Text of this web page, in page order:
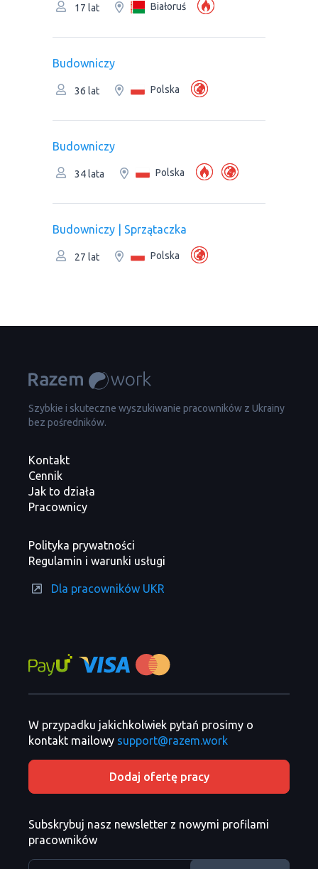
17 lat Białoruś
Budowniczy
36 lat Polska
Budowniczy
34 lata Polska
Budowniczy | Sprzątaczka
27 lat Polska
Szybkie i skuteczne wyszukiwanie pracowników z Ukrainy
bez pośredników.
Kontakt
Cennik
Jak to działa
Pracownicy
Polityka prywatności
Regulamin i warunki usługi
Dla pracowników UKR
W przypadku jakichkolwiek pytań prosimy o
kontakt mailowy support@razem.work
Dodaj ofertę pracy
Subskrybuj nasz newsletter z nowymi profilami
pracowników